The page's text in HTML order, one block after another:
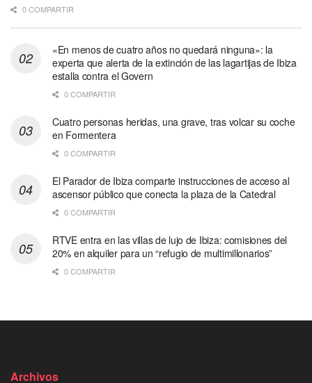
0 COMPARTIR
«En menos de cuatro años no quedará ninguna»: la
experta que alerta de la extinción de las lagartijas de Ibiza
estalla contra el Govern
0 COMPARTIR
Cuatro personas heridas, una grave, tras volcar su coche
en Formentera
0 COMPARTIR
El Parador de Ibiza comparte instrucciones de acceso al
ascensor público que conecta la plaza de la Catedral
0 COMPARTIR
RTVE entra en las villas de lujo de Ibiza: comisiones del
20% en alquiler para un “refugio de multimillonarios”
0 COMPARTIR
Archivos